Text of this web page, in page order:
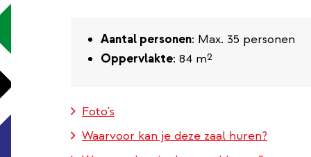
Aantal personen: Max. 35 personen
Oppervlakte: 84 m²
Foto's
Waarvoor kan je deze zaal huren?